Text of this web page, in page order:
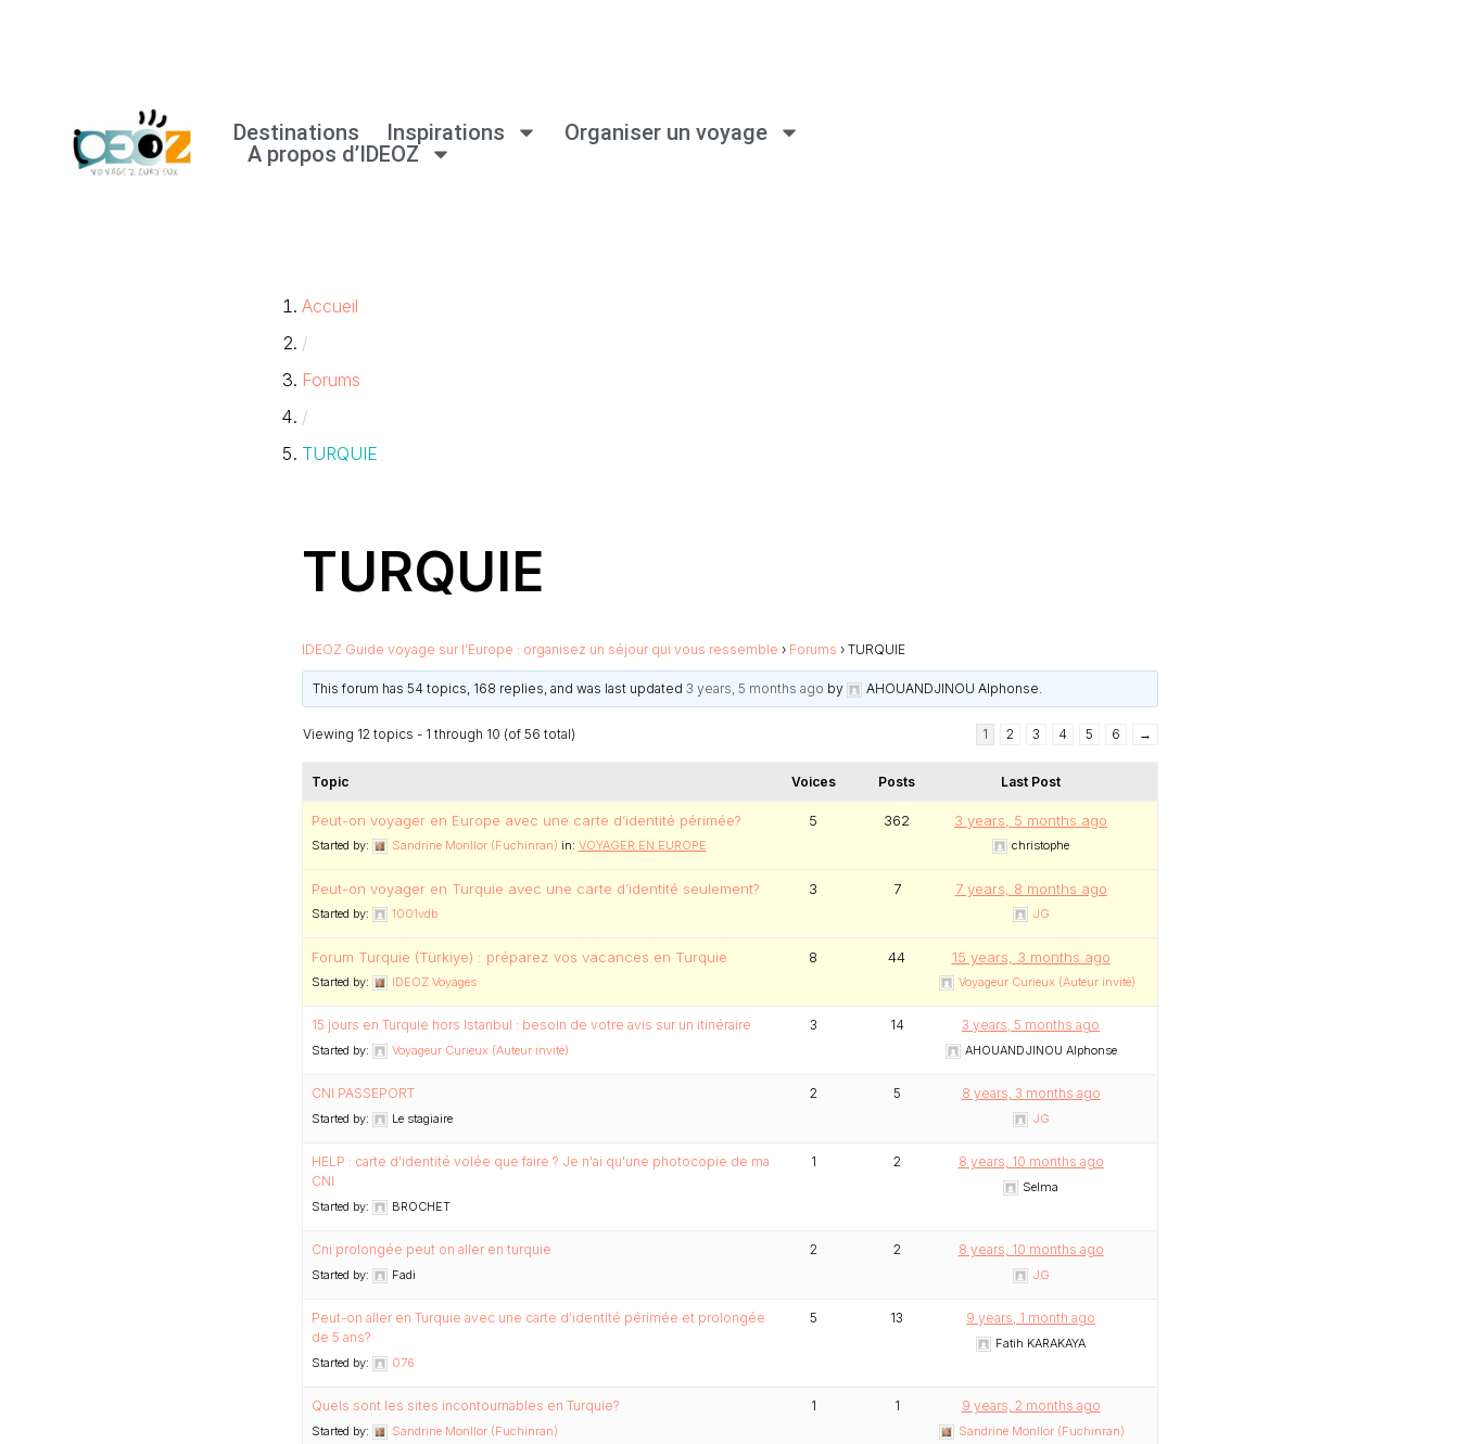
contenu
Destinations Inspirations
Organiser un voyage
A propos d’IDEOZ
Accueil
/
Forums
/
TURQUIE
TURQUIE
IDEOZ Guide voyage sur l’Europe : organisez un séjour qui vous ressemble › Forums › TURQUIE
This forum has 54 topics, 168 replies, and was last updated 3 years, 5 months ago by AHOUANDJINOU Alphonse
Viewing 12 topics - 1 through 10 (of 56 total) 1 2 3 4 5 6 →
Topic Voices Posts Last Post
Peut-on voyager en Europe avec une carte d’identité périmée?
Started by: Sandrine Monllor (Fuchinran) in: VOYAGER EN EUROPE
5 362 3 years, 5 months ago
christophe
Peut-on voyager en Turquie avec une carte d’identité seulement?
Started by: 1001vdb
3 7 7 years, 8 months ago
JG
Forum Turquie (Türkiye) : préparez vos vacances en Turquie
Started by: IDEOZ Voyages
8 44 15 years, 3 months ago
Voyageur Curieux (Auteur invité)
15 jours en Turquie hors Istanbul : besoin de votre avis sur un itinéraire
Started by: Voyageur Curieux (Auteur invité)
3 14 3 years, 5 months ago
AHOUANDJINOU Alphonse
CNI PASSEPORT
Started by: Le stagiaire
2 5 8 years, 3 months ago
JG
HELP : carte d'identité volée que faire ? Je n'ai qu'une photocopie de ma
CNI
Started by: BROCHET
1 2 8 years, 10 months ago
Selma
Cni prolongée peut on aller en turquie
Started by: Fadi
2 2 8 years, 10 months ago
JG
Peut-on aller en Turquie avec une carte d’identité périmée et prolongée
de 5 ans?
Started by: 076
5 13 9 years, 1 month ago
Fatih KARAKAYA
Quels sont les sites incontournables en Turquie?
Started by: Sandrine Monllor (Fuchinran)
1 1 9 years, 2 months ago
Sandrine Monllor (Fuchinran)